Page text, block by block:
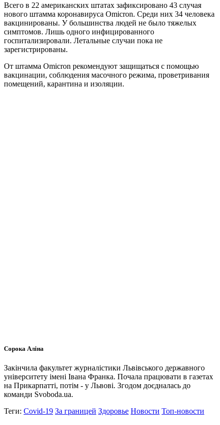
Всего в 22 американских штатах зафиксировано 43 случая
нового штамма коронавируса Omicron. Среди них 34 человека
вакцинированы. У большинства людей не было тяжелых
симптомов. Лишь одного инфицированного
госпитализировали. Летальные случаи пока не
зарегистрированы.
От штамма Omicron рекомендуют защищаться с помощью
вакцинации, соблюдения масочного режима, проветривания
помещений, карантина и изоляции.
Сорока Аліна
Закінчила факультет журналістики Львівського державного
університету імені Івана Франка. Почала працювати в газетах
на Прикарпатті, потім - у Львові. Згодом доєдналась до
команди Svoboda.ua.
Теги: Covid-19 За границей Здоровье Новости Топ-новости